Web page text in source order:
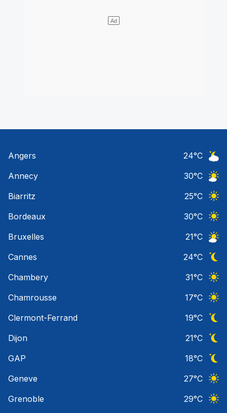
Angers 24°C
Annecy
30°C
Biarritz
25°C
Bordeaux
30°C
Bruxelles
21°C
Cannes
24°C
Chambery
31°C
Chamrousse
17°C
Clermont-Ferrand
19°C
Dijon
21°C
GAP
18°C
Geneve
27°C
Grenoble
29°C